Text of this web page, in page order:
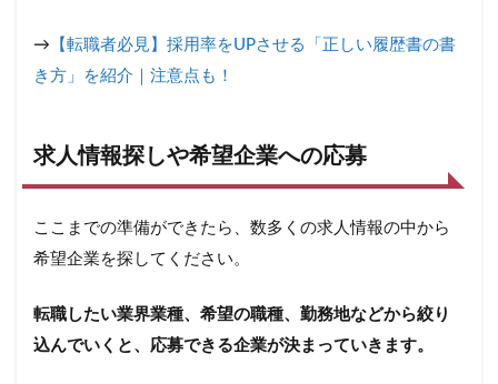
→ 【転職者必見】採用率をUPさせる「正しい履歴書の書
き方」を紹介｜注意点も！
求人情報探しや希望企業への応募
ここまでの準備ができたら、数多くの求人情報の中から
希望企業を探してください。
転職したい業界業種、希望の職種、勤務地などから絞り
込んでいくと、応募できる企業が決まっていきます。